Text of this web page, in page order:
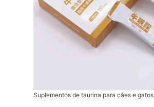
Suplementos de taurina para cães e gatos